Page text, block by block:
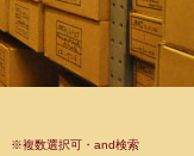
※複数選択可・and検索